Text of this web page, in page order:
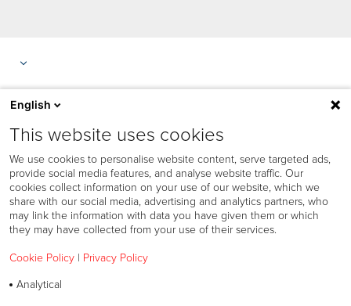
English
This website uses cookies
We use cookies to personalise website content, serve targeted ads,
provide social media features, and analyse website traffic. Our
cookies collect information on your use of our website, which we
share with our social media, advertising and analytics partners, who
may link the information with data you have given them or which
they may have collected from your use of their services.
Cookie Policy | Privacy Policy
Analytical